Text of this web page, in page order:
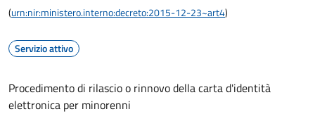
(urn:nir:ministero.interno:decreto:2015-12-23~art4)
Servizio attivo
Procedimento di rilascio o rinnovo della carta d'identità
elettronica per minorenni